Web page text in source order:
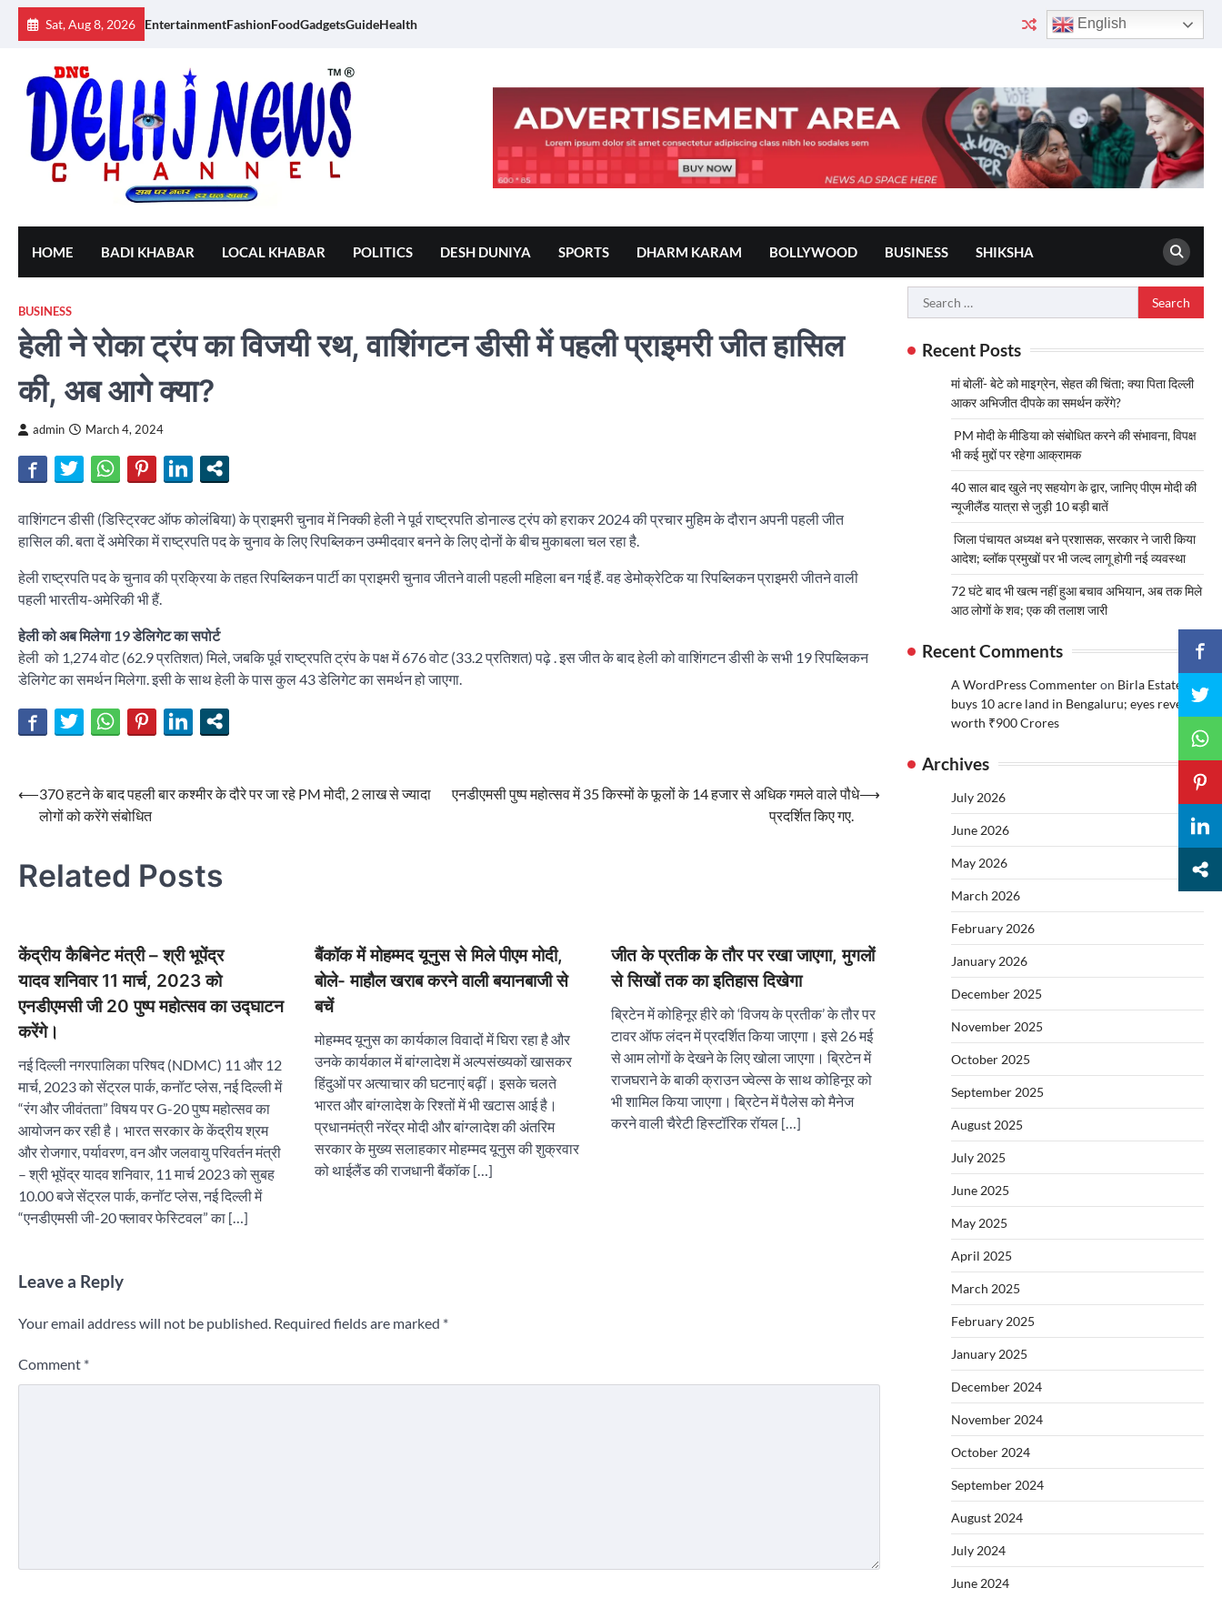
Skip
Sat, Aug 8, 2026 EntertainmentFashionFoodGadgetsGuideHealth English
HOME BADI KHABAR LOCAL KHABAR POLITICS DESH DUNIYA SPORTS DHARM KARAM BOLLYWOOD BUSINESS SHIKSHA
BUSINESS
हेली ने रोका ट्रंप का विजयी रथ, वाशिंगटन डीसी में पहली प्राइमरी जीत हासिल
की, अब आगे क्या?
admin March 4, 2024
वाशिंगटन डीसी (डिस्ट्रिक्ट ऑफ कोलंबिया) के प्राइमरी चुनाव में निक्की हेली ने पूर्व राष्ट्रपति डोनाल्ड ट्रंप को हराकर 2024 की प्रचार मुहिम के दौरान अपनी पहली जीत
हासिल की. बता दें अमेरिका में राष्ट्रपति पद के चुनाव के लिए रिपब्लिकन उम्मीदवार बनने के लिए दोनों के बीच मुकाबला चल रहा है.
हेली राष्ट्रपति पद के चुनाव की प्रक्रिया के तहत रिपब्लिकन पार्टी का प्राइमरी चुनाव जीतने वाली पहली महिला बन गई हैं. वह डेमोक्रेटिक या रिपब्लिकन प्राइमरी जीतने वाली
पहली भारतीय-अमेरिकी भी हैं.
हेली को अब मिलेगा 19 डेलिगेट का सपोर्ट
हेली को 1,274 वोट (62.9 प्रतिशत) मिले, जबकि पूर्व राष्ट्रपति ट्रंप के पक्ष में 676 वोट (33.2 प्रतिशत) पढ़े . इस जीत के बाद हेली को वाशिंगटन डीसी के सभी 19 रिपब्लिकन
डेलिगेट का समर्थन मिलेगा. इसी के साथ हेली के पास कुल 43 डेलिगेट का समर्थन हो जाएगा.
Post
navigation
⟵370 हटने के बाद पहली बार कश्मीर के दौरे पर जा रहे PM मोदी, 2 लाख से ज्यादा
लोगों को करेंगे संबोधित
एनडीएमसी पुष्प महोत्सव में 35 किस्मों के फूलों के 14 हजार से अधिक गमले वाले पौधे
प्रदर्शित किए गए.
⟶
Related Posts
केंद्रीय कैबिनेट मंत्री – श्री भूपेंद्र
यादव शनिवार 11 मार्च, 2023 को
एनडीएमसी जी 20 पुष्प महोत्सव का उद्घाटन
करेंगे।
नई दिल्ली नगरपालिका परिषद (NDMC) 11 और 12
मार्च, 2023 को सेंट्रल पार्क, कनॉट प्लेस, नई दिल्ली में
“रंग और जीवंतता” विषय पर G-20 पुष्प महोत्सव का
आयोजन कर रही है। भारत सरकार के केंद्रीय श्रम
और रोजगार, पर्यावरण, वन और जलवायु परिवर्तन मंत्री
– श्री भूपेंद्र यादव शनिवार, 11 मार्च 2023 को सुबह
10.00 बजे सेंट्रल पार्क, कनॉट प्लेस, नई दिल्ली में
“एनडीएमसी जी-20 फ्लावर फेस्टिवल” का […]
बैंकॉक में मोहम्मद यूनुस से मिले पीएम मोदी,
बोले- माहौल खराब करने वाली बयानबाजी से
बचें
मोहम्मद यूनुस का कार्यकाल विवादों में घिरा रहा है और
उनके कार्यकाल में बांग्लादेश में अल्पसंख्यकों खासकर
हिंदुओं पर अत्याचार की घटनाएं बढ़ीं। इसके चलते
भारत और बांग्लादेश के रिश्तों में भी खटास आई है।
प्रधानमंत्री नरेंद्र मोदी और बांग्लादेश की अंतरिम
सरकार के मुख्य सलाहकार मोहम्मद यूनुस की शुक्रवार
को थाईलैंड की राजधानी बैंकॉक […]
जीत के प्रतीक के तौर पर रखा जाएगा, मुगलों
से सिखों तक का इतिहास दिखेगा
ब्रिटेन में कोहिनूर हीरे को ‘विजय के प्रतीक’ के तौर पर
टावर ऑफ लंदन में प्रदर्शित किया जाएगा। इसे 26 मई
से आम लोगों के देखने के लिए खोला जाएगा। ब्रिटेन में
राजघराने के बाकी क्राउन ज्वेल्स के साथ कोहिनूर को
भी शामिल किया जाएगा। ब्रिटेन में पैलेस को मैनेज
करने वाली चैरेटी हिस्टॉरिक रॉयल […]
Leave a Reply
Your email address will not be published. Required fields are marked *
Comment *
Search
for:
Recent Posts
मां बोलीं- बेटे को माइग्रेन, सेहत की चिंता; क्या पिता दिल्ली
आकर अभिजीत दीपके का समर्थन करेंगे?
PM मोदी के मीडिया को संबोधित करने की संभावना, विपक्ष
भी कई मुद्दों पर रहेगा आक्रामक
40 साल बाद खुले नए सहयोग के द्वार, जानिए पीएम मोदी की
न्यूजीलैंड यात्रा से जुड़ी 10 बड़ी बातें
जिला पंचायत अध्यक्ष बने प्रशासक, सरकार ने जारी किया
आदेश; ब्लॉक प्रमुखों पर भी जल्द लागू होगी नई व्यवस्था
72 घंटे बाद भी खत्म नहीं हुआ बचाव अभियान, अब तक मिले
आठ लोगों के शव; एक की तलाश जारी
Recent Comments
A WordPress Commenteron Birla Estates
buys 10 acre land in Bengaluru; eyes revenue
worth ₹900 Crores
Archives
July 2026
June 2026
May 2026
March 2026
February 2026
January 2026
December 2025
November 2025
October 2025
September 2025
August 2025
July 2025
June 2025
May 2025
April 2025
March 2025
February 2025
January 2025
December 2024
November 2024
October 2024
September 2024
August 2024
July 2024
June 2024